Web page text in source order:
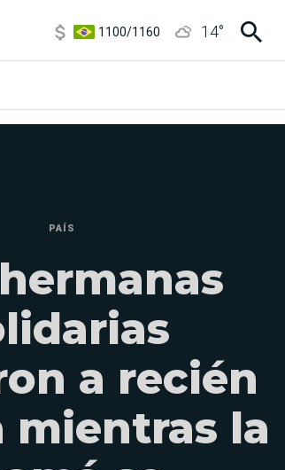
3,8/4
14°
PAÍS
a recién
mientras la